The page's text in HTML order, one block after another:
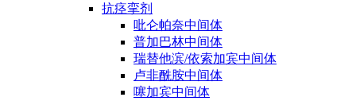
抗痉挛剂
吡仑帕奈中间体
普加巴林中间体
瑞替他滨/依索加宾中间体
卢非酰胺中间体
噻加宾中间体